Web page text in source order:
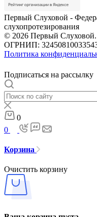
Первый Слуховой -
слухопротезирования
© 2026 Первый
ОГРНИП:
Политика
Подписаться на рассылку
0
0
Корзина
Очистить корзину